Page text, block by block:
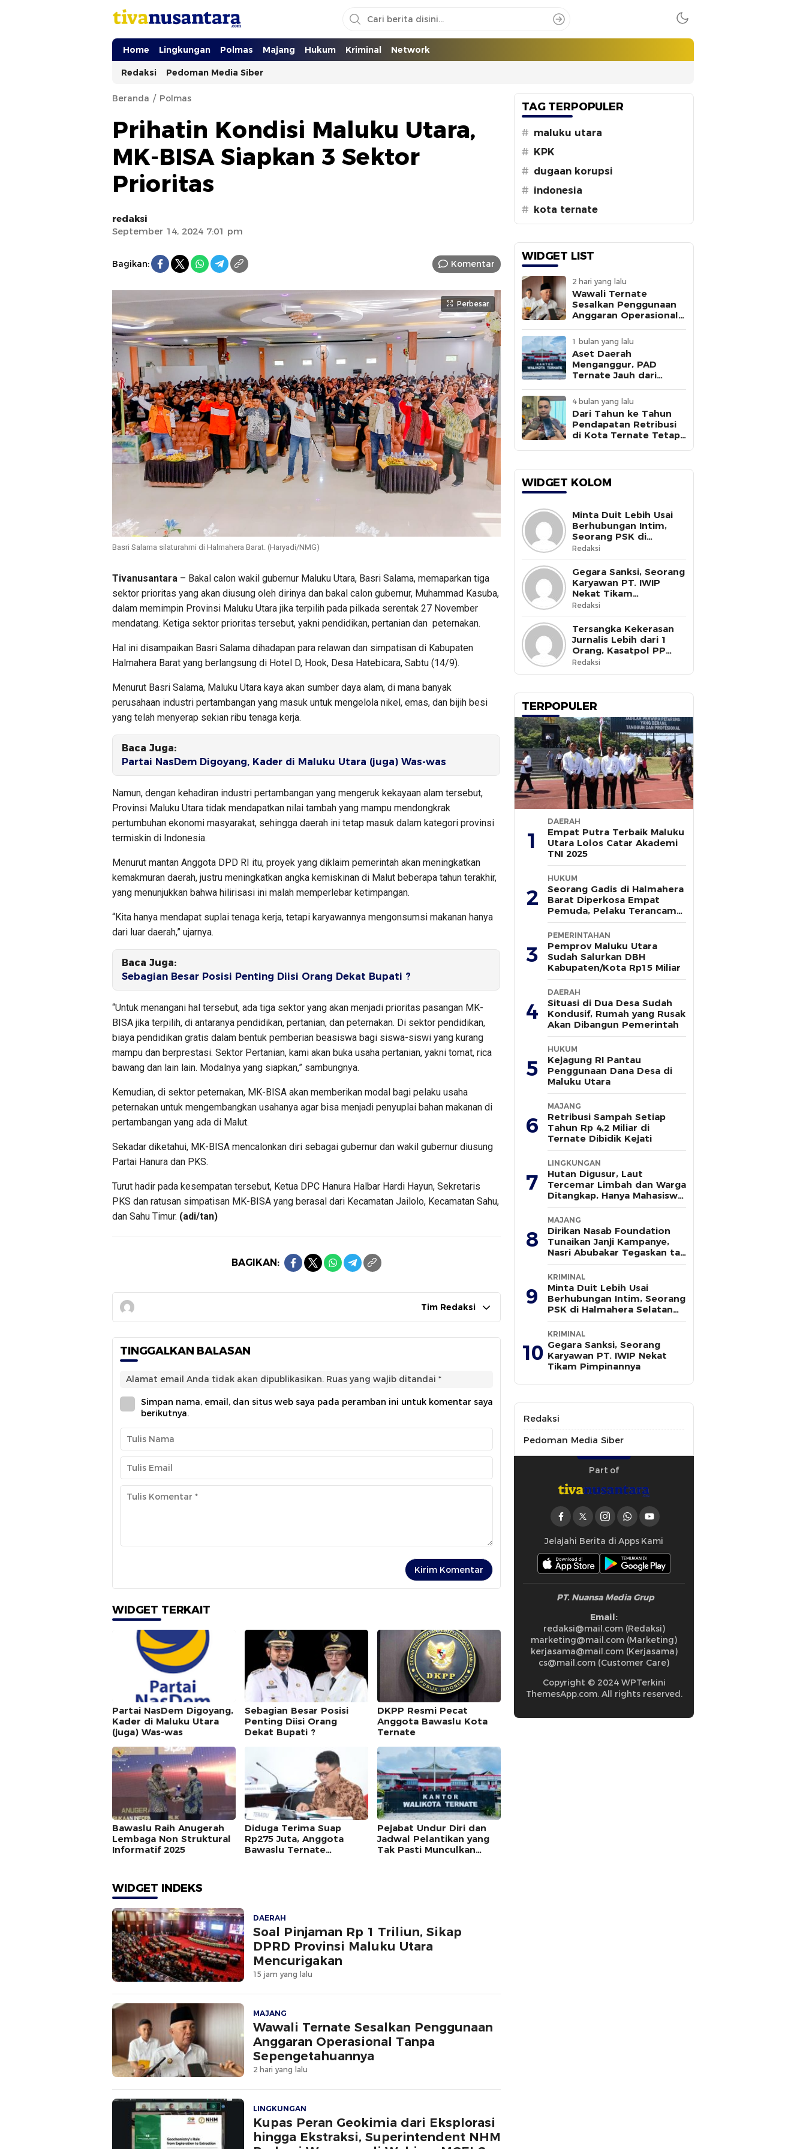
tivanusantara.com
Berita Nusantara
Home Lingkungan Polmas Majang Hukum Kriminal Network
Redaksi Pedoman Media Siber
Beranda Polmas
Prihatin Kondisi Maluku Utara,
MK-BISA Siapkan 3 Sektor
Prioritas
redaksi
September 14, 2024 7:01 pm
Bagikan: Komentar
Perbesar
Basri Salama silaturahmi di Halmahera Barat. (Haryadi/NMG)
Tivanusantara – Bakal calon wakil gubernur Maluku Utara, Basri Salama, memaparkan tiga
sektor prioritas yang akan diusung oleh dirinya dan bakal calon gubernur, Muhammad Kasuba,
dalam memimpin Provinsi Maluku Utara jika terpilih pada pilkada serentak 27 November
mendatang. Ketiga sektor prioritas tersebut, yakni pendidikan, pertanian dan peternakan.
Hal ini disampaikan Basri Salama dihadapan para relawan dan simpatisan di Kabupaten
Halmahera Barat yang berlangsung di Hotel D, Hook, Desa Hatebicara, Sabtu (14/9).
Menurut Basri Salama, Maluku Utara kaya akan sumber daya alam, di mana banyak
perusahaan industri pertambangan yang masuk untuk mengelola nikel, emas, dan bijih besi
yang telah menyerap sekian ribu tenaga kerja.
Baca Juga:
Partai NasDem Digoyang, Kader di Maluku Utara (juga) Was-was
Namun, dengan kehadiran industri pertambangan yang mengeruk kekayaan alam tersebut,
Provinsi Maluku Utara tidak mendapatkan nilai tambah yang mampu mendongkrak
pertumbuhan ekonomi masyarakat, sehingga daerah ini tetap masuk dalam kategori provinsi
termiskin di Indonesia.
Menurut mantan Anggota DPD RI itu, proyek yang diklaim pemerintah akan meningkatkan
kemakmuran daerah, justru meningkatkan angka kemiskinan di Malut beberapa tahun terakhir,
yang menunjukkan bahwa hilirisasi ini malah memperlebar ketimpangan.
“Kita hanya mendapat suplai tenaga kerja, tetapi karyawannya mengonsumsi makanan hanya
dari luar daerah,” ujarnya.
Baca Juga:
Sebagian Besar Posisi Penting Diisi Orang Dekat Bupati ?
“Untuk menangani hal tersebut, ada tiga sektor yang akan menjadi prioritas pasangan MK-
BISA jika terpilih, di antaranya pendidikan, pertanian, dan peternakan. Di sektor pendidikan,
biaya pendidikan gratis dalam bentuk pemberian beasiswa bagi siswa-siswi yang kurang
mampu dan berprestasi. Sektor Pertanian, kami akan buka usaha pertanian, yakni tomat, rica
bawang dan lain lain. Modalnya yang siapkan,” sambungnya.
Kemudian, di sektor peternakan, MK-BISA akan memberikan modal bagi pelaku usaha
peternakan untuk mengembangkan usahanya agar bisa menjadi penyuplai bahan makanan di
pertambangan yang ada di Malut.
Sekadar diketahui, MK-BISA mencalonkan diri sebagai gubernur dan wakil gubernur diusung
Partai Hanura dan PKS.
Turut hadir pada kesempatan tersebut, Ketua DPC Hanura Halbar Hardi Hayun, Sekretaris
PKS dan ratusan simpatisan MK-BISA yang berasal dari Kecamatan Jailolo, Kecamatan Sahu,
dan Sahu Timur. (adi/tan)
BAGIKAN:
Tim Redaksi
TINGGALKAN BALASAN
Alamat email Anda tidak akan dipublikasikan. Ruas yang wajib ditandai *
Simpan nama, email, dan situs web saya pada peramban ini untuk komentar saya
berikutnya.
WIDGET TERKAIT
Partai NasDem Digoyang,
Kader di Maluku Utara
(juga) Was-was
Sebagian Besar Posisi
Penting Diisi Orang
Dekat Bupati ?
DKPP Resmi Pecat
Anggota Bawaslu Kota
Ternate
Bawaslu Raih Anugerah
Lembaga Non Struktural
Informatif 2025
Diduga Terima Suap
Rp275 Juta, Anggota
Bawaslu Ternate
Pejabat Undur Diri dan
Jadwal Pelantikan yang
Tak Pasti Munculkan
WIDGET INDEKS
DAERAH
Soal Pinjaman Rp 1 Triliun, Sikap
DPRD Provinsi Maluku Utara
Mencurigakan
15 jam yang lalu
MAJANG
Wawali Ternate Sesalkan Penggunaan
Anggaran Operasional Tanpa
Sepengetahuannya
2 hari yang lalu
LINGKUNGAN
Kupas Peran Geokimia dari Eksplorasi
hingga Ekstraksi, Superintendent NHM
TAG TERPOPULER
# maluku utara
# KPK
# dugaan korupsi
# indonesia
# kota ternate
WIDGET LIST
2 hari yang lalu
Wawali Ternate
Sesalkan Penggunaan
Anggaran Operasional
Sepengetahuannya
1 bulan yang lalu
Aset Daerah
Menganggur, PAD
Ternate Jauh dari
4 bulan yang lalu
Dari Tahun ke Tahun
Pendapatan Retribusi
di Kota Ternate Tetap
WIDGET KOLOM
Minta Duit Lebih Usai
Berhubungan Intim,
Seorang PSK di
Halmahera Selatan
Tewas Ditusuk
Redaksi
Gegara Sanksi, Seorang
Karyawan PT. IWIP
Nekat Tikam
Pimpinannya
Redaksi
Tersangka Kekerasan
Jurnalis Lebih dari 1
Orang, Kasatpol PP
Ternate Masih Mangkir
Redaksi
TERPOPULER
1
DAERAH
Empat Putra Terbaik Maluku
Utara Lolos Catar Akademi
TNI 2025
2
HUKUM
Seorang Gadis di Halmahera
Barat Diperkosa Empat
Pemuda, Pelaku Terancam
15 Tahun Penjara
3
PEMERINTAHAN
Pemprov Maluku Utara
Sudah Salurkan DBH
Kabupaten/Kota Rp15 Miliar
4
DAERAH
Situasi di Dua Desa Sudah
Kondusif, Rumah yang Rusak
Akan Dibangun Pemerintah
5
HUKUM
Kejagung RI Pantau
Penggunaan Dana Desa di
Maluku Utara
6
MAJANG
Retribusi Sampah Setiap
Tahun Rp 4,2 Miliar di
Ternate Dibidik Kejati
7
LINGKUNGAN
Hutan Digusur, Laut
Tercemar Limbah dan Warga
Ditangkap, Hanya Mahasiswa
yang Bersuara
8
MAJANG
Dirikan Nasab Foundation
Tunaikan Janji Kampanye,
Nasri Abubakar Tegaskan tak
Ada Kepentingan Politik
9
KRIMINAL
Minta Duit Lebih Usai
Berhubungan Intim, Seorang
PSK di Halmahera Selatan
Tewas Ditusuk
10
KRIMINAL
Gegara Sanksi, Seorang
Karyawan PT. IWIP Nekat
Tikam Pimpinannya
Redaksi
Pedoman Media Siber
Part of
Jelajahi Berita di Apps Kami
PT. Nuansa Media Grup
Email:
redaksi@mail.com (Redaksi)
marketing@mail.com (Marketing)
kerjasama@mail.com (Kerjasama)
cs@mail.com (Customer Care)
Copyright © 2024 WPTerkini
ThemesApp.com. All rights reserved.